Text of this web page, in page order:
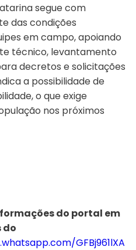
segue com
das condições
em campo, apoiando
técnico, levantamento
decretos e solicitações
a possibilidade de
o que exige
nos próximos
do portal em
do
GFBj961lXA